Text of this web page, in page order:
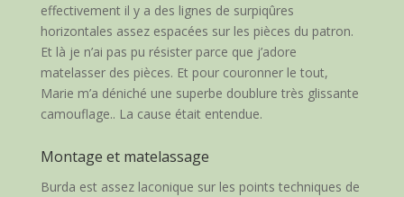
effectivement il y a des lignes de surpiqûres
horizontales assez espacées sur les pièces du patron.
Et là je n’ai pas pu résister parce que j’adore
matelasser des pièces. Et pour couronner le tout,
Marie m’a déniché une superbe doublure très glissante
camouflage.. La cause était entendue.
Montage et matelassage
Burda est assez laconique sur les points techniques de